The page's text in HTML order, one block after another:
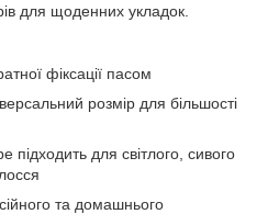
для щоденних укладок.
фіксації пасом
розмір для більшості
підходить для світлого, сивого
та домашнього